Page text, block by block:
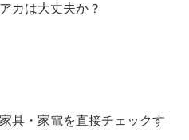
カは大丈夫か？
具・家電を直接チェックす